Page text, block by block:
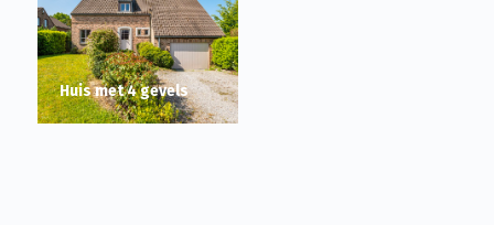
Huis met 4 gevels